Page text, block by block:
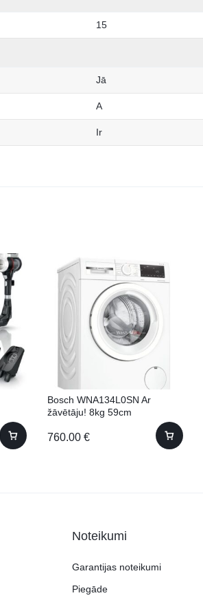
15
Jā
A
Ir
Bosch WNA134L0SN Ar
žāvētāju! 8kg 59cm
760.00 €
Noteikumi
Garantijas noteikumi
Piegāde